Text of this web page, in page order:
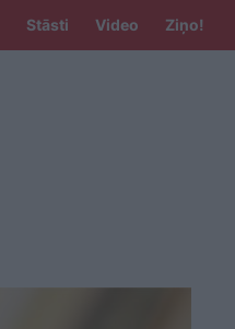
Stāsti Video Ziņo!